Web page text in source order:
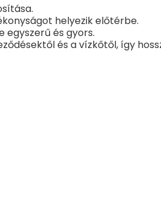
helyezik előtérbe.
egyszerű és gyors.
és a vízkőtől, így